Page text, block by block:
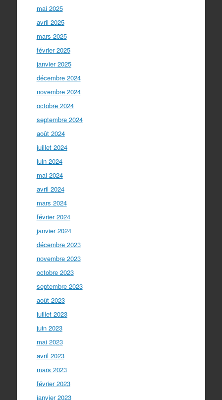
mai 2025
avril 2025
mars 2025
février 2025
janvier 2025
décembre 2024
novembre 2024
octobre 2024
septembre 2024
août 2024
juillet 2024
juin 2024
mai 2024
avril 2024
mars 2024
février 2024
janvier 2024
décembre 2023
novembre 2023
octobre 2023
septembre 2023
août 2023
juillet 2023
juin 2023
mai 2023
avril 2023
mars 2023
février 2023
janvier 2023